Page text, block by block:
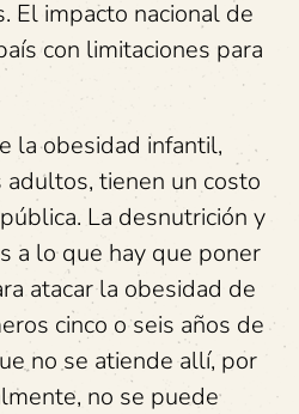
El impacto nacional de
con limitaciones para
la obesidad infantil,
tienen un costo
La desnutrición y
a lo que hay que poner
atacar la obesidad de
cinco o seis años de
no se atiende allí, por
no se puede